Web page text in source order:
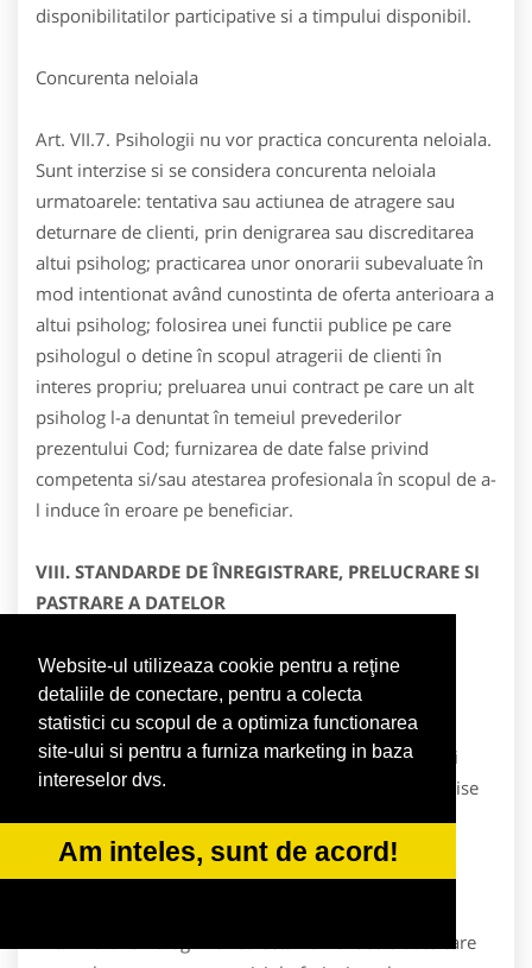
Website-ul utilizeaza cookie pentru a reţine
detaliile de conectare, pentru a colecta
statistici cu scopul de a optimiza functionarea
site-ului si pentru a furniza marketing in baza
intereselor dvs.
Am inteles, sunt de acord!
disponibilitatilor participative si a timpului disponibil.
Concurenta neloiala
Art. VII.7. Psihologii nu vor practica concurenta neloiala.
Sunt interzise si se considera concurenta neloiala
urmatoarele: tentativa sau actiunea de atragere sau
deturnare de clienti, prin denigrarea sau discreditarea
altui psiholog; practicarea unor onorarii subevaluate în
mod intentionat având cunostinta de oferta anterioara a
altui psiholog; folosirea unei functii publice pe care
psihologul o detine în scopul atragerii de clienti în
interes propriu; preluarea unui contract pe care un alt
psiholog l-a denuntat în temeiul prevederilor
prezentului Cod; furnizarea de date false privind
competenta si/sau atestarea profesionala în scopul de a-
l induce în eroare pe beneficiar.
VIII. STANDARDE DE ÎNREGISTRARE, PRELUCRARE SI
PASTRARE A DATELOR
Obtinerea permisiunii
Art. VIII.1. Psihologii trebuie sa obtina permisiunea
clientilor/subiectilor sau a reprezentantilor lor legali
înainte de a efectua înregistrari audio, video sau scrise
în timpul furnizarii serviciilor sau în cercetare.
Pastrarea datelor
Art. VIII.2. Psihologii vor colecta numai acele date care